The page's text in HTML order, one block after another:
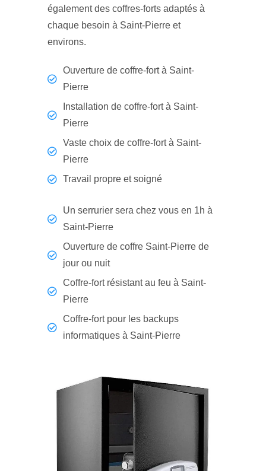
également des coffres-forts adaptés à
chaque besoin à Saint-Pierre et
environs.
Ouverture de coffre-fort à Saint-
Pierre
Installation de coffre-fort à Saint-
Pierre
Vaste choix de coffre-fort à Saint-
Pierre
Travail propre et soigné
Un serrurier sera chez vous en 1h à
Saint-Pierre
Ouverture de coffre Saint-Pierre de
jour ou nuit
Coffre-fort résistant au feu à Saint-
Pierre
Coffre-fort pour les backups
informatiques à Saint-Pierre